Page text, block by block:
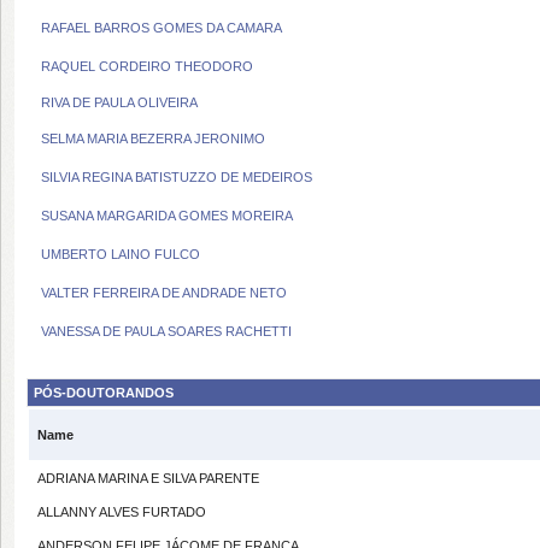
RAFAEL BARROS GOMES DA CAMARA
RAQUEL CORDEIRO THEODORO
RIVA DE PAULA OLIVEIRA
SELMA MARIA BEZERRA JERONIMO
SILVIA REGINA BATISTUZZO DE MEDEIROS
SUSANA MARGARIDA GOMES MOREIRA
UMBERTO LAINO FULCO
VALTER FERREIRA DE ANDRADE NETO
VANESSA DE PAULA SOARES RACHETTI
PÓS-DOUTORANDOS
Name
ADRIANA MARINA E SILVA PARENTE
ALLANNY ALVES FURTADO